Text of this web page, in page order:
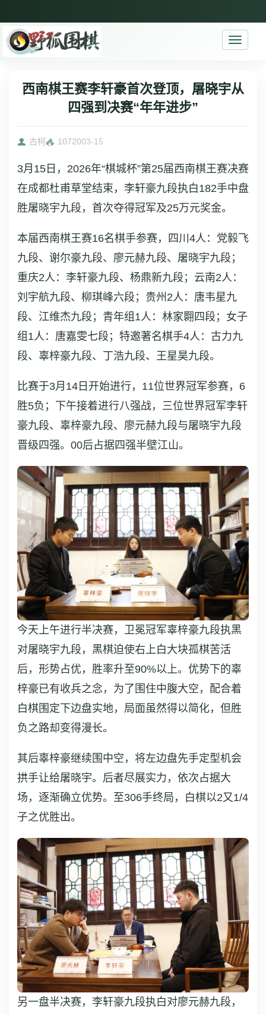
Toggle
西南棋王赛李轩豪首次登顶，屠晓宇从
四强到决赛“年年进步”
古柯 1072003-15
3月15日，2026年“棋城杯”第25届西南棋王赛决赛
在成都杜甫草堂结束，李轩豪九段执白182手中盘
胜屠晓宇九段，首次夺得冠军及25万元奖金。
本届西南棋王赛16名棋手参赛，四川4人：党毅飞
九段、谢尔豪九段、廖元赫九段、屠晓宇九段；
重庆2人：李轩豪九段、杨鼎新九段；云南2人：
刘宇航九段、柳琪峰六段；贵州2人：唐韦星九
段、江维杰九段；青年组1人：林家翾四段；女子
组1人：唐嘉雯七段；特邀著名棋手4人：古力九
段、辜梓豪九段、丁浩九段、王星昊九段。
比赛于3月14日开始进行，11位世界冠军参赛，6
胜5负；下午接着进行八强战，三位世界冠军李轩
豪九段、辜梓豪九段、廖元赫九段与屠晓宇九段
晋级四强。00后占据四强半壁江山。
今天上午进行半决赛，卫冕冠军辜梓豪九段执黑
对屠晓宇九段，黑棋迫使右上白大块孤棋苦活
后，形势占优，胜率升至90%以上。优势下的辜
梓豪已有收兵之念，为了围住中腹大空，配合着
白棋围定下边盘实地，局面虽然得以简化，但胜
负之路却变得漫长。
其后辜梓豪继续围中空，将左边盘先手定型机会
拱手让给屠晓宇。后者尽展实力，依次占据大
场，逐渐确立优势。至306手终局，白棋以2又1/4
子之优胜出。
另一盘半决赛，李轩豪九段执白对廖元赫九段，